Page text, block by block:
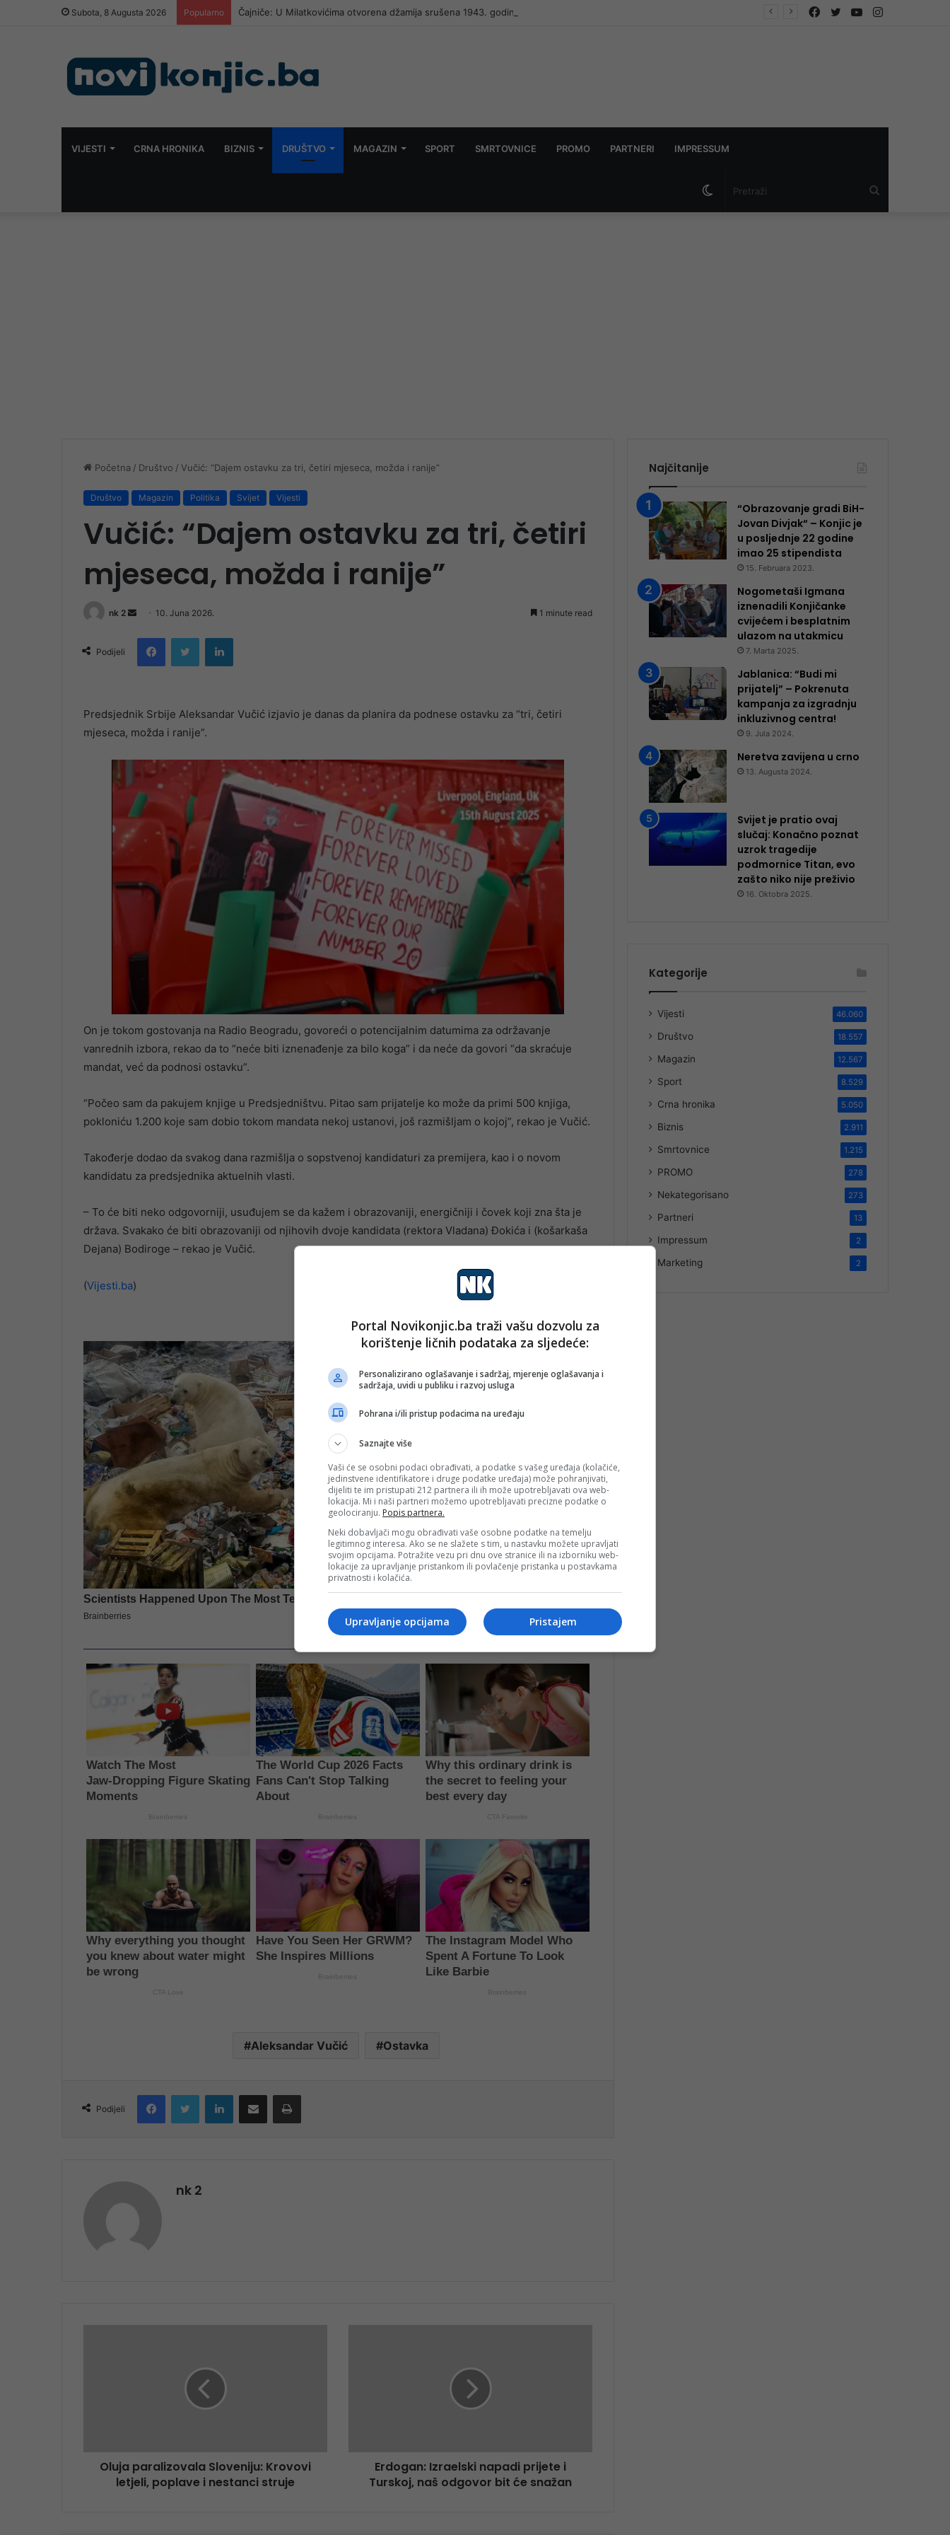
Subota, 8 Augusta 2026 Popularno Čajniče: U Milatkovićima otvorena džamija srušena 1943. godine Instagram
YouTube
Twitter
Facebook
VIJESTI CRNA HRONIKA BIZNIS DRUŠTVO MAGAZIN SPORT SMRTOVNICE PROMO PARTNERI IMPRESSUM
Switch
Početna / Društvo / Vučić: “Dajem ostavku za tri, četiri mjeseca, možda i ranije”
Društvo Magazin Politika Svijet Vijesti
Vučić: “Dajem ostavku za tri, četiri
mjeseca, možda i ranije”
nk 2
Send
email
10. Juna 2026. 1 minute read
Podijeli
FacebookTwitter LinkedIn
Predsjednik Srbije Aleksandar Vučić izjavio je danas da planira da podnese ostavku za “tri, četiri
mjeseca, možda i ranije”.
On je tokom gostovanja na Radio Beogradu, govoreći o potencijalnim datumima za održavanje
vanrednih izbora, rekao da to “neće biti iznenađenje za bilo koga” i da neće da govori “da skraćuje
mandat, već da podnosi ostavku”.
“Počeo sam da pakujem knjige u Predsjedništvu. Pitao sam prijatelje ko može da primi 500 knjiga,
pokloniću 1.200 koje sam dobio tokom mandata nekoj ustanovi, još razmišljam o kojoj”, rekao je Vučić.
Takođerje dodao da svakog dana razmišlja o sopstvenoj kandidaturi za premijera, kao i o novom
kandidatu za predsjednika aktuelnih vlasti.
– To će biti neko odgovorniji, usuđujem se da kažem i obrazovaniji, energičniji i čovek koji zna šta je
država. Svakako će biti obrazovaniji od njihovih dvoje kandidata (rektora Vladana) Đokića i (košarkaša
Dejana) Bodiroge – rekao je Vučić.
(Vijesti.ba)
Aleksandar Vučić Ostavka
Podijeli
FacebookTwitter LinkedInShare via Email Print
nk 2
Oluja paralizovala Sloveniju: Krovovi
letjeli, poplave i nestanci struje
Erdogan: Izraelski napadi prijete i
Turskoj, naš odgovor bit će snažan
Najčitanije
“Obrazovanje gradi BiH-
Jovan Divjak“ – Konjic je
u posljednje 22 godine
imao 25 ​​stipendista
15. Februara 2023.
Nogometaši Igmana
iznenadili Konjičanke
cvijećem i besplatnim
ulazom na utakmicu
7. Marta 2025.
Jablanica: “Budi mi
prijatelj” – Pokrenuta
kampanja za izgradnju
inkluzivnog centra!
9. Jula 2024.
Neretva zavijena u crno
13. Augusta 2024.
Svijet je pratio ovaj
slučaj: Konačno poznat
uzrok tragedije
podmornice Titan, evo
zašto niko nije preživio
16. Oktobra 2025.
Kategorije
Vijesti 46.060
Društvo 18.557
Magazin 12.567
Sport 8.529
Crna hronika 5.050
Biznis 2.911
Smrtovnice 1.215
PROMO 278
Nekategorisano 273
Partneri 13
Impressum 2
Marketing 2
Portal Novikonjic.ba traži vašu dozvolu za
korištenje ličnih podataka za sljedeće:
Personalizirano oglašavanje i sadržaj, mjerenje oglašavanja i
sadržaja, uvidi u publiku i razvoj usluga
Pohrana i/ili pristup podacima na uređaju
Saznajte više
Vaši će se osobni podaci obrađivati, a podatke s vašeg uređaja (kolačiće,
jedinstvene identifikatore i druge podatke uređaja) može pohranjivati,
dijeliti te im pristupati 212 partnera ili ih može upotrebljavati ova web-
lokacija. Mi i naši partneri možemo upotrebljavati precizne podatke o
geolociranju. Popis partnera.
Neki dobavljači mogu obrađivati vaše osobne podatke na temelju
legitimnog interesa. Ako se ne slažete s tim, u nastavku možete upravljati
svojim opcijama. Potražite vezu pri dnu ove stranice ili na izborniku web-
lokacije za upravljanje pristankom ili povlačenje pristanka u postavkama
privatnosti i kolačića.
Pristajem
Upravljanje opcijama